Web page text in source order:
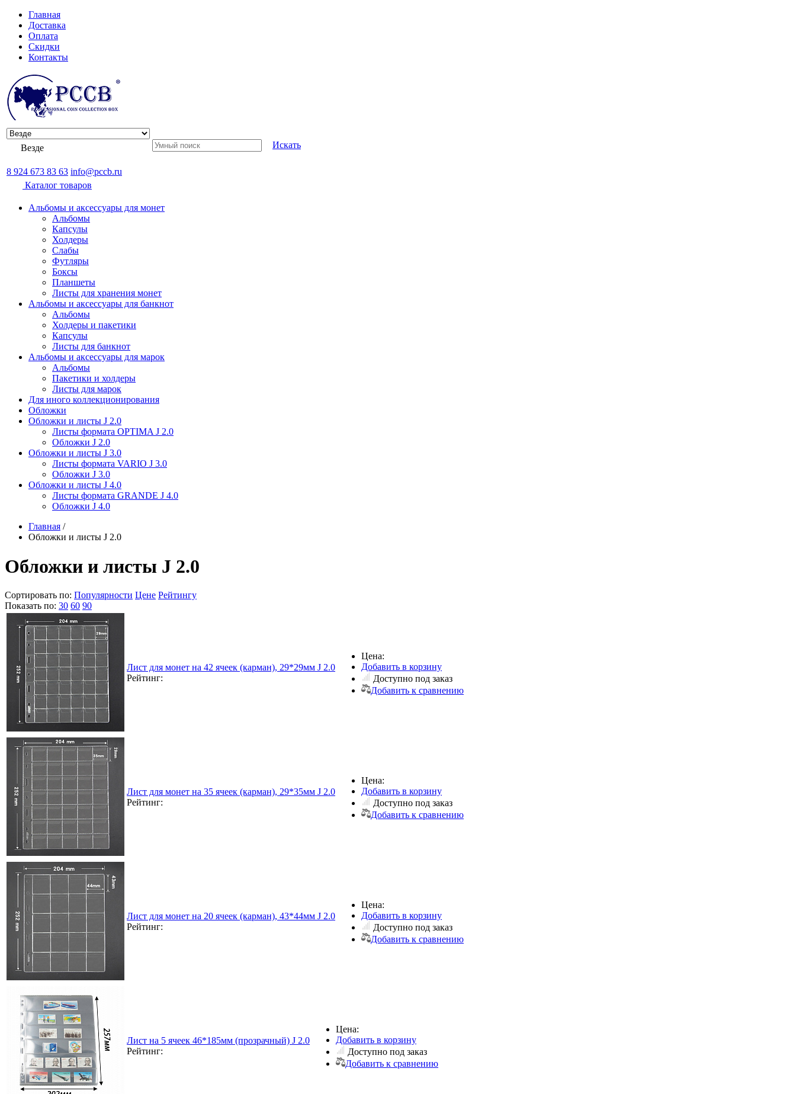
Главная
Доставка
Оплата
Скидки
Контакты
Везде Искать
8 924 673 83 63 info@pccb.ru
Каталог товаров
Альбомы и аксессуары для монет
Альбомы
Капсулы
Холдеры
Слабы
Футляры
Боксы
Планшеты
Листы для хранения монет
Альбомы и аксессуары для банкнот
Альбомы
Холдеры и пакетики
Капсулы
Листы для банкнот
Альбомы и аксессуары для марок
Альбомы
Пакетики и холдеры
Листы для марок
Для иного коллекционирования
Обложки
Обложки и листы J 2.0
Листы формата OPTIMA J 2.0
Обложки J 2.0
Обложки и листы J 3.0
Листы формата VARIO J 3.0
Обложки J 3.0
Обложки и листы J 4.0
Листы формата GRANDE J 4.0
Обложки J 4.0
Главная /
Обложки и листы J 2.0
Обложки и листы J 2.0
Сортировать по: Популярности Цене Рейтингу
Показать по: 30 60 90
Лист для монет на 42 ячеек (карман), 29*29мм J 2.0
Рейтинг:
Цена:
Добавить в корзину
Доступно под заказ
Добавить к сравнению
Лист для монет на 35 ячеек (карман), 29*35мм J 2.0
Рейтинг:
Цена:
Добавить в корзину
Доступно под заказ
Добавить к сравнению
Лист для монет на 20 ячеек (карман), 43*44мм J 2.0
Рейтинг:
Цена:
Добавить в корзину
Доступно под заказ
Добавить к сравнению
Лист на 5 ячеек 46*185мм (прозрачный) J 2.0
Рейтинг:
Цена:
Добавить в корзину
Доступно под заказ
Добавить к сравнению